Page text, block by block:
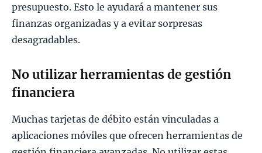
presupuesto. Esto le ayudará a mantener sus
finanzas organizadas y a evitar sorpresas
desagradables.
No utilizar herramientas de gestión
financiera
Muchas tarjetas de débito están vinculadas a
aplicaciones móviles que ofrecen herramientas de